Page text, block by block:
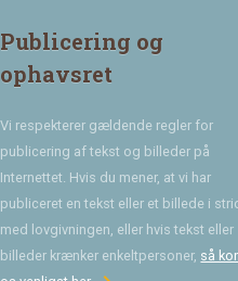
Publicering og
ophavsret
Vi respekterer gældende regler for
publicering af tekst og billeder på
Internettet. Hvis du mener, at vi har
publiceret en tekst eller et billede i
med lovgivningen, eller hvis tekst eller
billeder krænker enkeltpersoner, så